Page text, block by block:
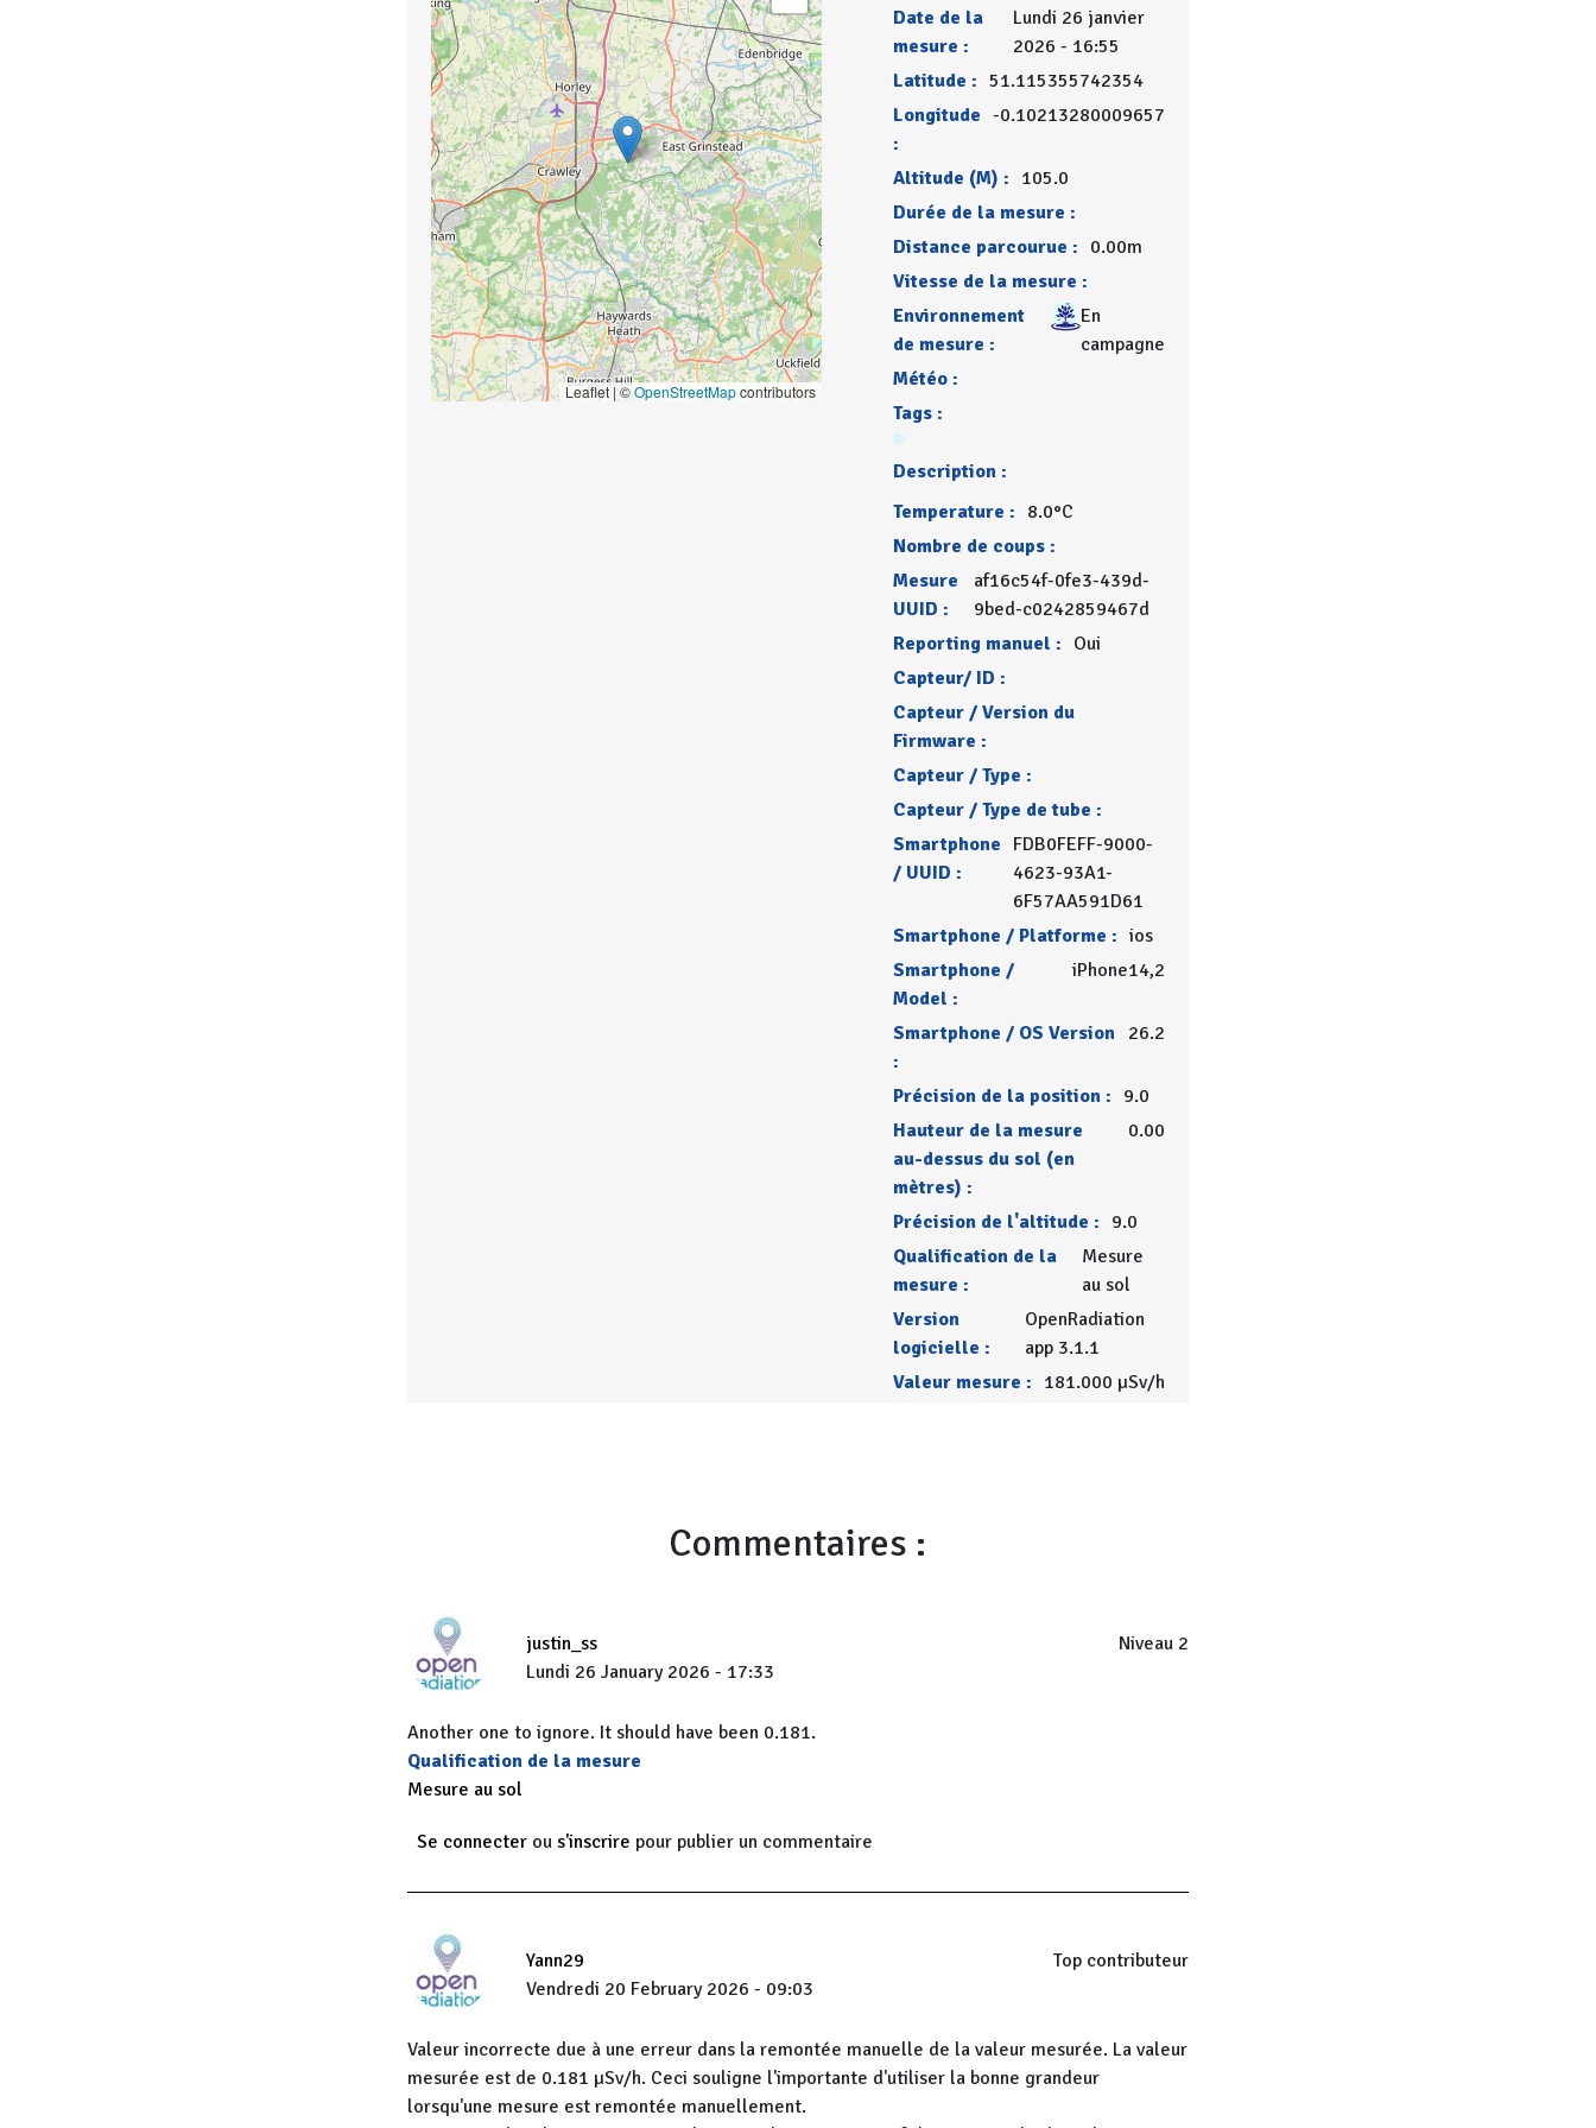
Leaflet | ©OpenStreetMapcontributors
Date de la
mesure :
Lundi 26 janvier
2026 - 16:55
Latitude : 51.115355742354
Longitude
:
-0.10213280009657
Altitude (M) : 105.0
Durée de la mesure :
Distance parcourue : 0.00m
Vitesse de la mesure :
Environnement
de mesure :
En
campagne
Météo :
Tags :
Description :
Temperature : 8.0°C
Nombre de coups :
Mesure
UUID :
af16c54f-0fe3-439d-
9bed-c0242859467d
Reporting manuel : Oui
Capteur/ ID :
Capteur / Version du
Firmware :
Capteur / Type :
Capteur / Type de tube :
Smartphone
/ UUID :
FDB0FEFF-9000-
4623-93A1-
6F57AA591D61
Smartphone / Platforme : ios
Smartphone /
Model :
iPhone14,2
Smartphone / OS Version
:
26.2
Précision de la position : 9.0
Hauteur de la mesure
au-dessus du sol (en
mètres) :
0.00
Précision de l'altitude : 9.0
Qualification de la
mesure :
Mesure
au sol
Version
logicielle :
OpenRadiation
app 3.1.1
Valeur mesure : 181.000 µSv/h
Commentaires :
justin_ss
Niveau 2
Lundi 26 January 2026 - 17:33
Another one to ignore. It should have been 0.181.
Qualification de la mesure
Mesure au sol
Se connecterou s'inscrire pour publier un commentaire
Yann29
Top contributeur
Vendredi 20 February 2026 - 09:03
Valeur incorrecte due à une erreur dans la remontée manuelle de la valeur mesurée. La valeur
mesurée est de 0.181 µSv/h. Ceci souligne l'importante d'utiliser la bonne grandeur
lorsqu'une mesure est remontée manuellement.